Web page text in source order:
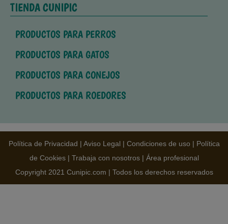
TIENDA CUNIPIC
PRODUCTOS PARA PERROS
PRODUCTOS PARA GATOS
PRODUCTOS PARA CONEJOS
PRODUCTOS PARA ROEDORES
Política de Privacidad | Aviso Legal | Condiciones de uso | Política
de Cookies| Trabaja con nosotros| Área profesional
Copyright 2021 Cunipic.com | Todos los derechos reservados